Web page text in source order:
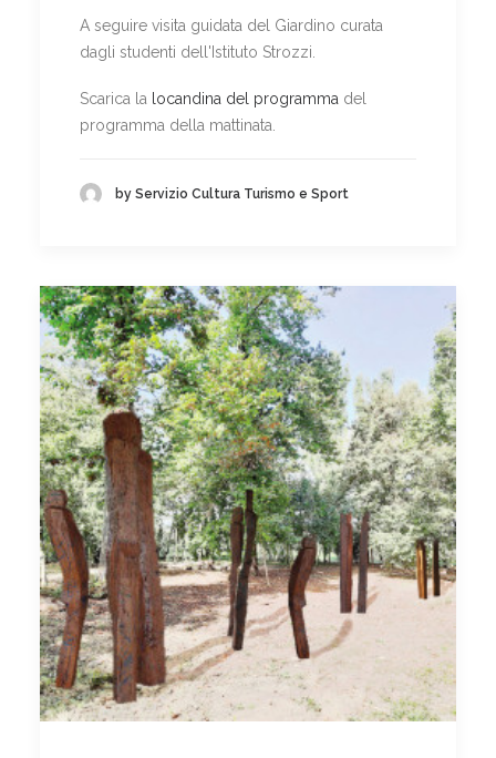
A seguire visita guidata del Giardino curata
dagli studenti dell'Istituto Strozzi.
Scarica la locandina del programma del
programma della mattinata.
by Servizio Cultura Turismo e Sport